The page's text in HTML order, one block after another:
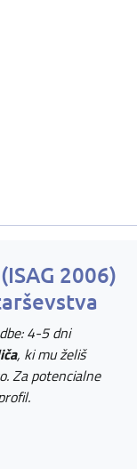
2006)
4-5 dni
, ki mu želiš
Za potencialne